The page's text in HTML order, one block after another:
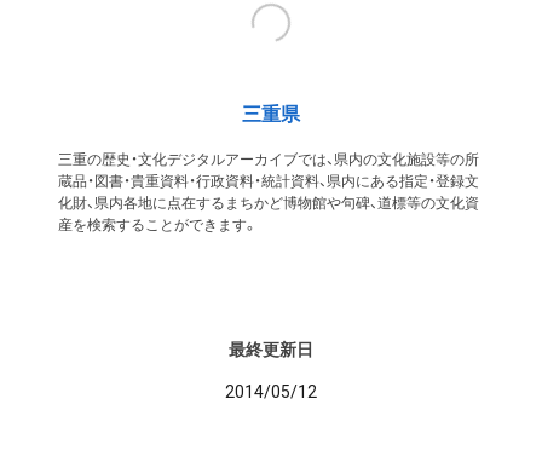
三重県
三重の歴史・文化デジタルアーカイブでは、県内の文化施設等の所
蔵品・図書・貴重資料・行政資料・統計資料、県内にある指定・登録文
化財、県内各地に点在するまちかど博物館や句碑、道標等の文化資
産を検索することができます。
最終更新日
2014/05/12